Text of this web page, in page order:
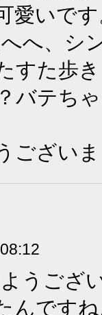
愛いで
へ、シ
すた歩
バテち
ござい
08:12
うござ
んです